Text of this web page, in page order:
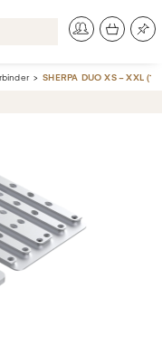
SHERPA DUO XS - XXL